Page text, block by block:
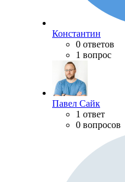
Константин
0 ответов
1 вопрос
Павел Сайк
1 ответ
0 вопросов